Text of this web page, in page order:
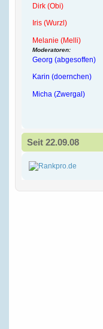
Dirk (Obi)
Iris (Wurzl)
Melanie (Melli)
Moderatoren:
Georg (abgesoffen)
Karin (doernchen)
Micha (Zwergal)
Seit 22.09.08